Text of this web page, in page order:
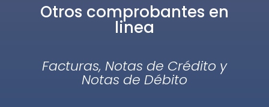
Otros comprobantes en
linea
Facturas, Notas de Crédito y
Notas de Débito